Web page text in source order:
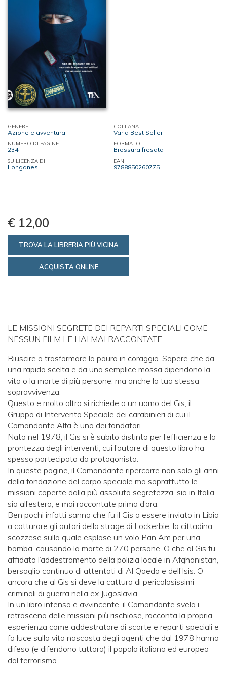
GENERE
Azione e avventura
COLLANA
Varia Best Seller
NUMERO DI PAGINE
234
FORMATO
Brossura fresata
SU LICENZA DI
Longanesi
EAN
9788850260775
€ 12,00
TROVA LA LIBRERIA PIÙ VICINA
ACQUISTA ONLINE
LE MISSIONI SEGRETE DEI REPARTI SPECIALI COME
NESSUN FILM LE HAI MAI RACCONTATE
Riuscire a trasformare la paura in coraggio. Sapere che da
una rapida scelta e da una semplice mossa dipendono la
vita o la morte di più persone, ma anche la tua stessa
sopravvivenza.
Questo e molto altro si richiede a un uomo del Gis, il
Gruppo di Intervento Speciale dei carabinieri di cui il
Comandante Alfa è uno dei fondatori.
Nato nel 1978, il Gis si è subito distinto per l’efficienza e la
prontezza degli interventi, cui l’autore di questo libro ha
spesso partecipato da protagonista.
In queste pagine, il Comandante ripercorre non solo gli anni
della fondazione del corpo speciale ma soprattutto le
missioni coperte dalla più assoluta segretezza, sia in Italia
sia all’estero, e mai raccontate prima d’ora.
Ben pochi infatti sanno che fu il Gis a essere inviato in Libia
a catturare gli autori della strage di Lockerbie, la cittadina
scozzese sulla quale esplose un volo Pan Am per una
bomba, causando la morte di 270 persone. O che al Gis fu
affidato l’addestramento della polizia locale in Afghanistan,
bersaglio continuo di attentati di Al Qaeda e dell’Isis. O
ancora che al Gis si deve la cattura di pericolosissimi
criminali di guerra nella ex Jugoslavia.
In un libro intenso e avvincente, il Comandante svela i
retroscena delle missioni più rischiose, racconta la propria
esperienza come addestratore di scorte e reparti speciali e
fa luce sulla vita nascosta degli agenti che dal 1978 hanno
difeso (e difendono tuttora) il popolo italiano ed europeo
dal terrorismo.